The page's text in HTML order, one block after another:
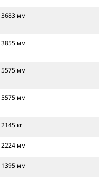
3683 мм
3855 мм
5575 мм
5575 мм
2145 кг
2224 мм
1395 мм